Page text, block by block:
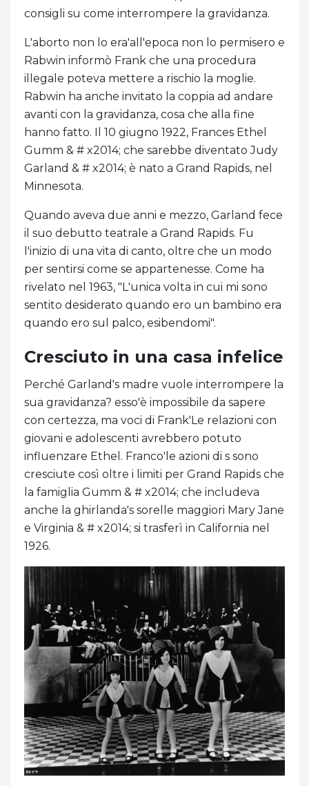
consigli su come interrompere la gravidanza.
L'aborto non lo era'all'epoca non lo permisero e
Rabwin informò Frank che una procedura
illegale poteva mettere a rischio la moglie.
Rabwin ha anche invitato la coppia ad andare
avanti con la gravidanza, cosa che alla fine
hanno fatto. Il 10 giugno 1922, Frances Ethel
Gumm & # x2014; che sarebbe diventato Judy
Garland & # x2014; è nato a Grand Rapids, nel
Minnesota.
Quando aveva due anni e mezzo, Garland fece
il suo debutto teatrale a Grand Rapids. Fu
l'inizio di una vita di canto, oltre che un modo
per sentirsi come se appartenesse. Come ha
rivelato nel 1963, "L'unica volta in cui mi sono
sentito desiderato quando ero un bambino era
quando ero sul palco, esibendomi".
Cresciuto in una casa infelice
Perché Garland's madre vuole interrompere la
sua gravidanza? esso'è impossibile da sapere
con certezza, ma voci di Frank'Le relazioni con
giovani e adolescenti avrebbero potuto
influenzare Ethel. Franco'le azioni di s sono
cresciute così oltre i limiti per Grand Rapids che
la famiglia Gumm & # x2014; che includeva
anche la ghirlanda's sorelle maggiori Mary Jane
e Virginia & # x2014; si trasferì in California nel
1926.